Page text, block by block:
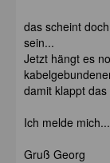
das scheint
sein...
Jetzt hängt es
damit klappt
Ich melde mich...
Gruß Georg